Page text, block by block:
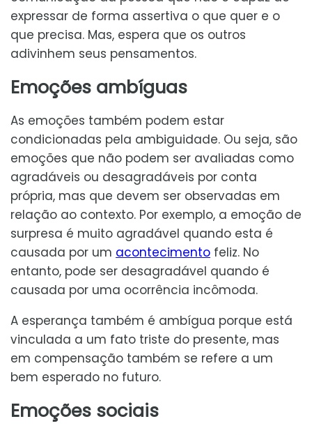
expressar de forma assertiva o que quer e o
que precisa. Mas, espera que os outros
adivinhem seus pensamentos.
Emoções ambíguas
As emoções também podem estar
condicionadas pela ambiguidade. Ou seja, são
emoções que não podem ser avaliadas como
agradáveis ou desagradáveis por conta
própria, mas que devem ser observadas em
relação ao contexto. Por exemplo, a emoção de
surpresa é muito agradável quando esta é
causada por um acontecimento feliz. No
entanto, pode ser desagradável quando é
causada por uma ocorrência incômoda.
A esperança também é ambígua porque está
vinculada a um fato triste do presente, mas
em compensação também se refere a um
bem esperado no futuro.
Emoções sociais